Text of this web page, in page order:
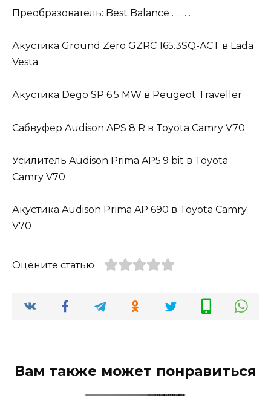
Преобразователь: Best Balance . . . . .
Акустика Ground Zero GZRC 165.3SQ-ACT в Lada
Vesta
Акустика Dego SP 6.5 MW в Peugeot Traveller
Сабвуфер Audison APS 8 R в Toyota Camry V70
Усилитель Audison Prima AP5.9 bit в Toyota
Camry V70
Акустика Audison Prima AP 690 в Toyota Camry
V70
Оцените статью
Вам также может понравиться